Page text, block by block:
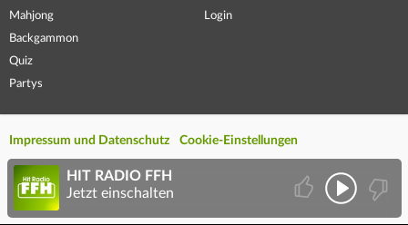
Mahjong
Backgammon
Quiz
Partys
Login
Impressum und Datenschutz Cookie-Einstellungen
HIT RADIO FFH
Jetzt einschalten